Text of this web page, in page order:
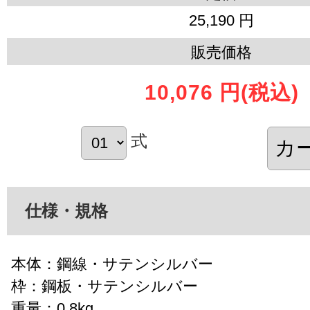
25,190 円
販売価格
10,076 円 (税込)
式
仕様・規格
本体：鋼線・サテンシルバー
枠：鋼板・サテンシルバー